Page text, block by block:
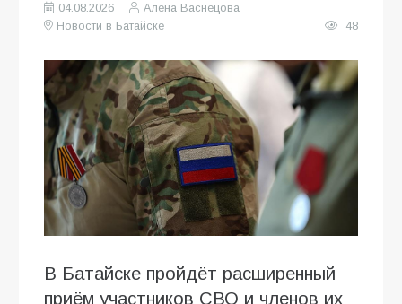
04.08.2026
Алена Васнецова
Новости в Батайске
48
В Батайске пройдёт расширенный
приём участников СВО и членов их